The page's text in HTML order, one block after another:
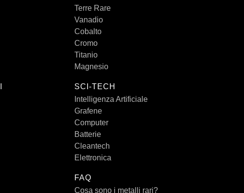
Terre Rare
Vanadio
Cobalto
Cromo
Titanio
Magnesio
SCI-TECH
Intelligenza Artificiale
Grafene
Computer
Batterie
Cleantech
Elettronica
FAQ
Cosa sono i metalli rari?